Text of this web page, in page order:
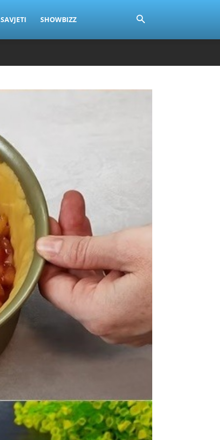
SAVJETI SHOWBIZZ